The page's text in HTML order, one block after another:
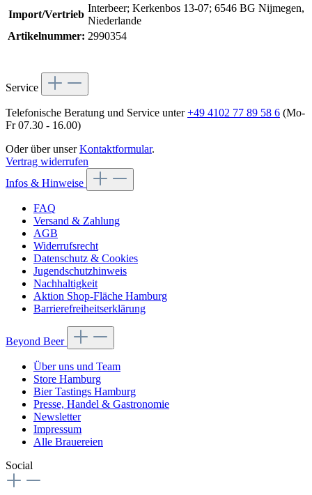
Import/Vertrieb
Interbeer; Kerkenbos 13-07; 6546 BG Nijmegen,
Niederlande
Artikelnummer: 2990354
Service
Telefonische Beratung und Service unter+49 4102 77 89 58 6 (Mo-
Fr 07.30 - 16.00)
Oder über unserKontaktformular.
Vertrag widerrufen
Infos & Hinweise
FAQ
Versand & Zahlung
AGB
Widerrufsrecht
Datenschutz & Cookies
Jugendschutzhinweis
Nachhaltigkeit
Aktion Shop-Fläche Hamburg
Barrierefreiheitserklärung
Beyond Beer
Über uns und Team
Store Hamburg
Bier Tastings Hamburg
Presse, Handel & Gastronomie
Newsletter
Impressum
Alle Brauereien
Social